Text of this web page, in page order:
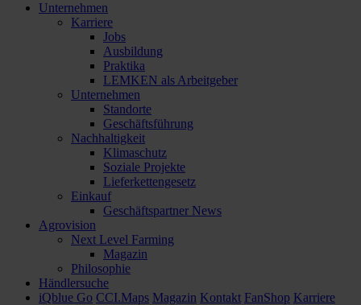
Unternehmen
Karriere
Jobs
Ausbildung
Praktika
LEMKEN als Arbeitgeber
Unternehmen
Standorte
Geschäftsführung
Nachhaltigkeit
Klimaschutz
Soziale Projekte
Lieferkettengesetz
Einkauf
Geschäftspartner News
Agrovision
Next Level Farming
Magazin
Philosophie
Händlersuche
iQblue Go CCI.Maps Magazin Kontakt FanShop Karriere